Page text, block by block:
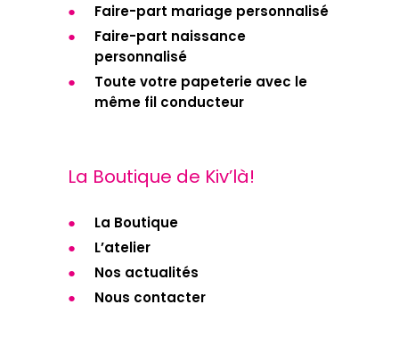
Faire-part mariage personnalisé
Faire-part naissance
personnalisé
Toute votre papeterie avec le
même fil conducteur
La Boutique de Kiv’là!
La Boutique
L’atelier
Nos actualités
Nous contacter